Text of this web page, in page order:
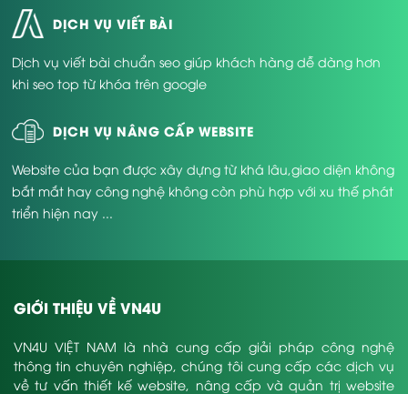
DỊCH VỤ VIẾT BÀI
Dịch vụ viết bài chuẩn seo giúp khách hàng dễ dàng hơn
khi seo top từ khóa trên google
DỊCH VỤ NÂNG CẤP WEBSITE
Website của bạn được xây dựng từ khá lâu,giao diện không
bắt mắt hay công nghệ không còn phù hợp với xu thế phát
triển hiện nay ...
GIỚI THIỆU VỀ VN4U
VN4U VIỆT NAM là nhà cung cấp giải pháp công nghệ
thông tin chuyên nghiệp, chúng tôi cung cấp các dịch vụ
về tư vấn thiết kế website, nâng cấp và quản trị website